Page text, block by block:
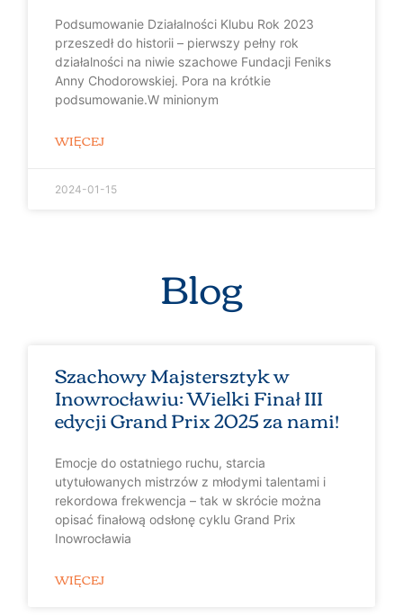
Podsumowanie Działalności Klubu Rok 2023
przeszedł do historii – pierwszy pełny rok
działalności na niwie szachowe Fundacji Feniks
Anny Chodorowskiej. Pora na krótkie
podsumowanie.W minionym
WIĘCEJ
2024-01-15
Blog
Szachowy Majstersztyk w
Inowrocławiu: Wielki Finał III
edycji Grand Prix 2025 za nami!
Emocje do ostatniego ruchu, starcia
utytułowanych mistrzów z młodymi talentami i
rekordowa frekwencja – tak w skrócie można
opisać finałową odsłonę cyklu Grand Prix
Inowrocławia
WIĘCEJ